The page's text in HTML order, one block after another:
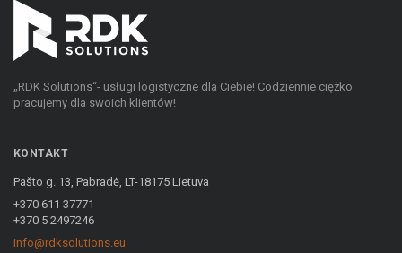
„RDK Solutions“- usługi logistyczne dla Ciebie! Codziennie ciężko
pracujemy dla swoich klientów!
KONTAKT
Pašto g. 13, Pabradė, LT-18175 Lietuva
+370 611 37771
+370 5 2497246
info@rdksolutions.eu